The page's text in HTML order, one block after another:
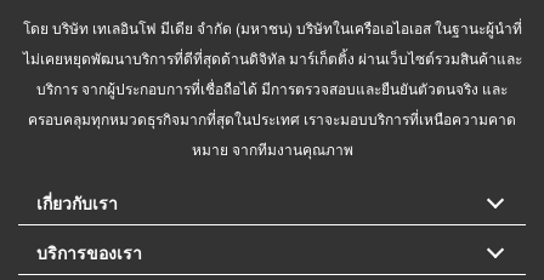
โดย บริษัท เทเลอินโฟ มีเดีย จำกัด (มหาชน) บริษัทในเครือเอไอเอส ในฐานะผู้นำที่
ไม่เคยหยุดพัฒนาบริการที่ดีที่สุดด้านดิจิทัล มาร์เก็ตติ้ง ผ่านเว็บไซต์รวมสินค้าและ
บริการ จากผู้ประกอบการที่เชื่อถือได้ มีการตรวจสอบและยืนยันตัวตนจริง และ
ครอบคลุมทุกหมวดธุรกิจมากที่สุดในประเทศ เราจะมอบบริการที่เหนือความคาด
หมาย จากทีมงานคุณภาพ
เกี่ยวกับเรา
บริการของเรา